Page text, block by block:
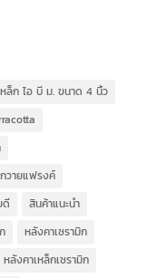
ล็ก ไอ บี ม. ขนาด 4 นิ้ว
กวายแฟรงค์
ดี
สินค้าแนะนำ
หลังคาเซรามิก
หลังคาเหล็กเซรามิก